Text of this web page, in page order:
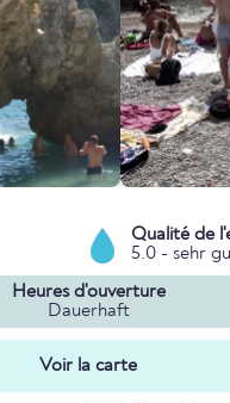
Qualité de
5.0 - sehr
Heures d'ouverture
Dauerhaft
Voir la carte